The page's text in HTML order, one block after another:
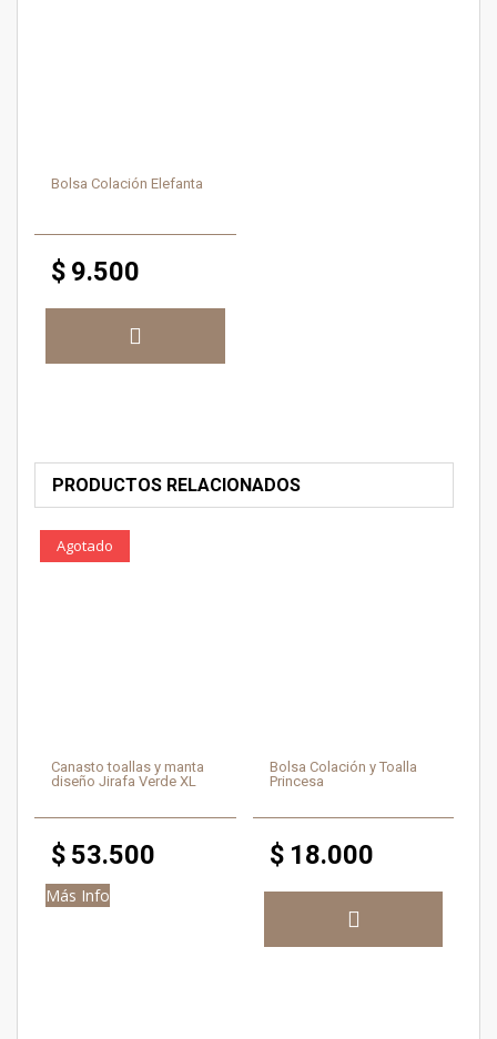
Bolsa Colación Elefanta
$ 9.500
PRODUCTOS RELACIONADOS
Agotado
Canasto toallas y manta
diseño Jirafa Verde XL
$ 53.500
Más Info
Bolsa Colación y Toalla
Princesa
$ 18.000